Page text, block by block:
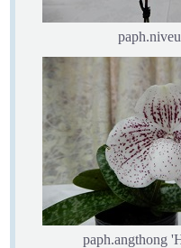
paph.angthong